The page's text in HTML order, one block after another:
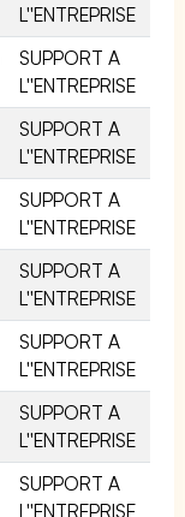
L''ENTREPRISE
SUPPORT A
L''ENTREPRISE
SUPPORT A
L''ENTREPRISE
SUPPORT A
L''ENTREPRISE
SUPPORT A
L''ENTREPRISE
SUPPORT A
L''ENTREPRISE
SUPPORT A
L''ENTREPRISE
SUPPORT A
L''ENTREPRISE